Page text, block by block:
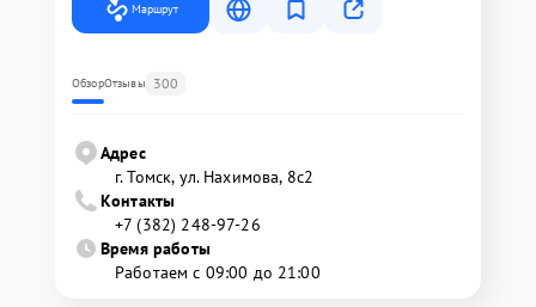
Маршрут
ОбзорОтзывы 300
Адрес
г. Томск, ул. Нахимова, 8с2
Контакты
+7 (382) 248-97-26
Время работы
Работаем с 09:00 до 21:00